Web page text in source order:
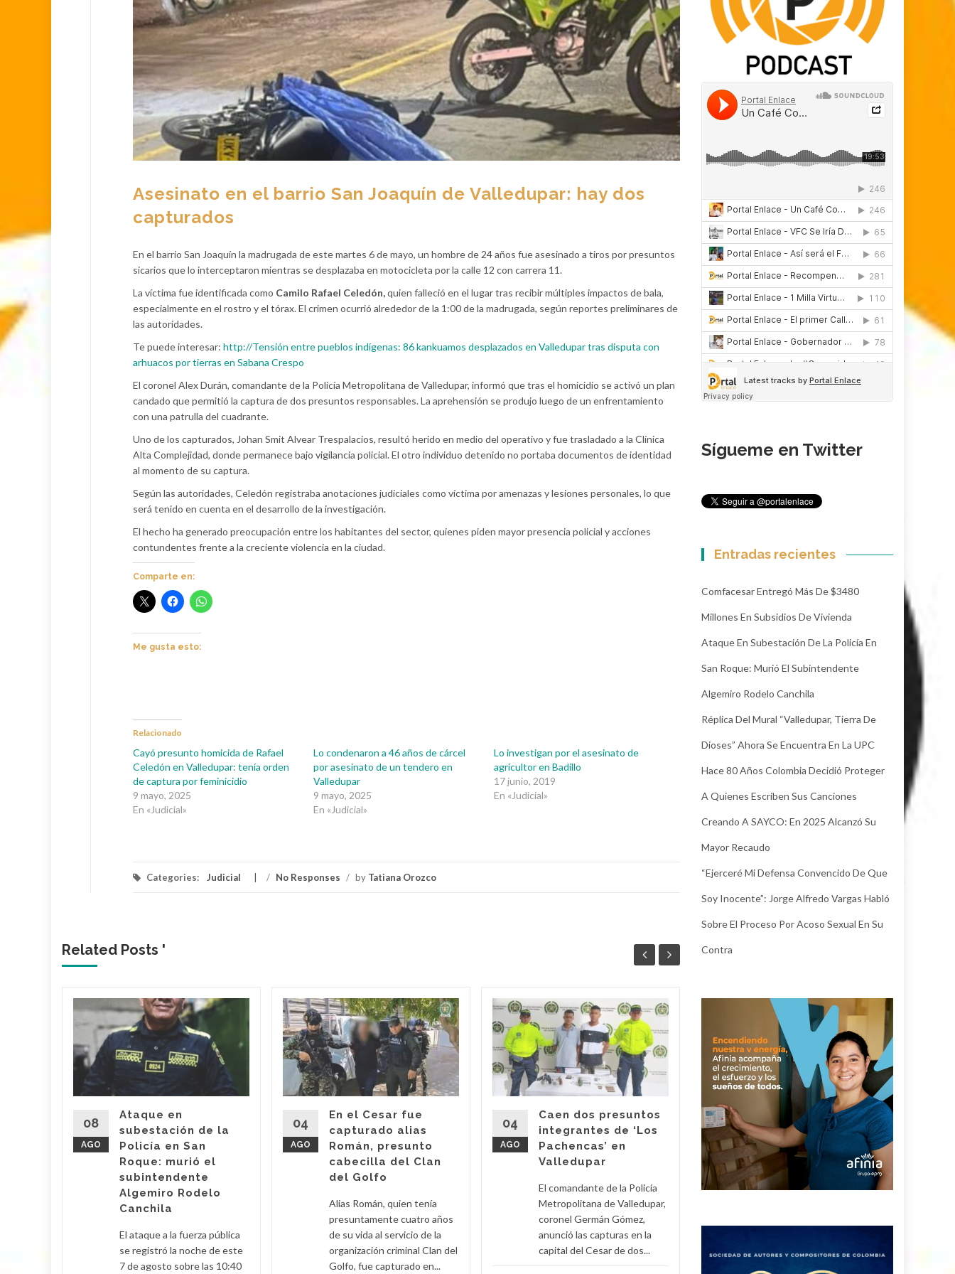
Asesinato en el barrio San Joaquín de Valledupar: hay dos
capturados
En el barrio San Joaquín la madrugada de este martes 6 de mayo, un hombre de 24 años fue asesinado a tiros por presuntos
sicarios que lo interceptaron mientras se desplazaba en motocicleta por la calle 12 con carrera 11.
La víctima fue identificada como Camilo Rafael Celedón,quien falleció en el lugar tras recibir múltiples impactos de bala,
especialmente en el rostro y el tórax. El crimen ocurrió alrededor de la 1:00 de la madrugada, según reportes preliminares de
las autoridades.
Te puede interesar: http://Tensión entre pueblos indígenas: 86 kankuamos desplazados en Valledupar tras disputa con
arhuacos por tierras en Sabana Crespo
El coronel Alex Durán, comandante de la Policía Metropolitana de Valledupar, informó que tras el homicidio se activó un plan
candado que permitió la captura de dos presuntos responsables. La aprehensión se produjo luego de un enfrentamiento
con una patrulla del cuadrante.
Uno de los capturados, Johan Smit Alvear Trespalacios, resultó herido en medio del operativo y fue trasladado a la Clínica
Alta Complejidad, donde permanece bajo vigilancia policial. El otro individuo detenido no portaba documentos de identidad
al momento de su captura.
Según las autoridades, Celedón registraba anotaciones judiciales como víctima por amenazas y lesiones personales, lo que
será tenido en cuenta en el desarrollo de la investigación.
El hecho ha generado preocupación entre los habitantes del sector, quienes piden mayor presencia policial y acciones
contundentes frente a la creciente violencia en la ciudad.
Comparte en:
Me gusta esto:
Relacionado
Cayó presunto homicida de Rafael
Celedón en Valledupar: tenía orden
de captura por feminicidio
9 mayo, 2025
En «Judicial»
Lo condenaron a 46 años de cárcel
por asesinato de un tendero en
Valledupar
9 mayo, 2025
En «Judicial»
Lo investigan por el asesinato de
agricultor en Badillo
17 junio, 2019
En «Judicial»
Categories: Judicial / No Responses / by Tatiana Orozco
Related Posts '
08
AGO
Ataque en
subestación de la
Policía en San
Roque: murió el
subintendente
Algemiro Rodelo
Canchila
El ataque a la fuerza pública
se registró la noche de este
7 de agosto sobre las 10:40
04
AGO
En el Cesar fue
capturado alias
Román, presunto
cabecilla del Clan
del Golfo
Alias Román, quien tenía
presuntamente cuatro años
de su vida al servicio de la
organización criminal Clan del
Golfo, fue capturado en...
04
AGO
Caen dos presuntos
integrantes de ‘Los
Pachencas’ en
Valledupar
El comandante de la Policía
Metropolitana de Valledupar,
coronel Germán Gómez,
anunció las capturas en la
capital del Cesar de dos...
AGO
Ataque terrorista a
Comando de la
Policía de Norte de
Santander en
Cúcuta dejó heridos
a uniformados y
Un carro bomba, rampas con
explosivos y fusiles fueron
usados en el ataque
terrorista en contra del
Sígueme en Twitter
Entradas recientes
Comfacesar Entregó Más De $3480
Millones En Subsidios De Vivienda
Ataque En Subestación De La Policía En
San Roque: Murió El Subintendente
Algemiro Rodelo Canchila
Réplica Del Mural “Valledupar, Tierra De
Dioses” Ahora Se Encuentra En La UPC
Hace 80 Años Colombia Decidió Proteger
A Quienes Escriben Sus Canciones
Creando A SAYCO: En 2025 Alcanzó Su
Mayor Recaudo
“Ejerceré Mi Defensa Convencido De Que
Soy Inocente”: Jorge Alfredo Vargas Habló
Sobre El Proceso Por Acoso Sexual En Su
Contra